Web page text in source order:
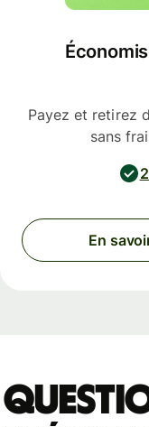
Payez et retirez
sans
En